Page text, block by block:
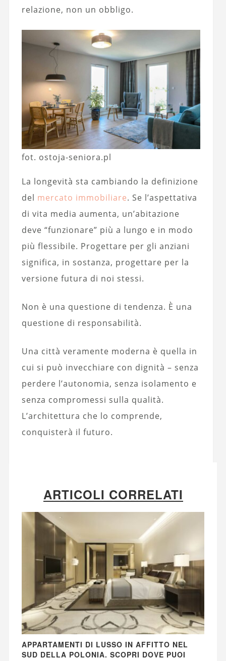
relazione, non un obbligo.
fot. ostoja-seniora.pl
La longevità sta cambiando la definizione
del mercato immobiliare. Se l’aspettativa
di vita media aumenta, un’abitazione
deve “funzionare” più a lungo e in modo
più flessibile. Progettare per gli anziani
significa, in sostanza, progettare per la
versione futura di noi stessi.
Non è una questione di tendenza. È una
questione di responsabilità.
Una città veramente moderna è quella in
cui si può invecchiare con dignità – senza
perdere l’autonomia, senza isolamento e
senza compromessi sulla qualità.
L’architettura che lo comprende,
conquisterà il futuro.
ARTICOLI CORRELATI
APPARTAMENTI DI LUSSO IN AFFITTO NEL
SUD DELLA POLONIA. SCOPRI DOVE PUOI